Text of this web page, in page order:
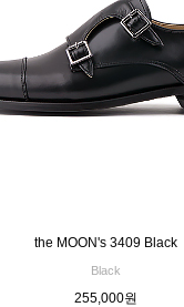
the MOON's 3409 Black
Black
255,000원